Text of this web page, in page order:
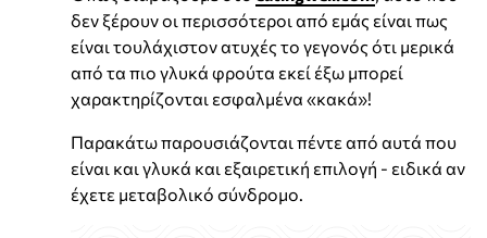
δεν ξέρουν οι περισσότεροι από εμάς είναι πως
είναι τουλάχιστον ατυχές το γεγονός ότι μερικά
από τα πιο γλυκά φρούτα εκεί έξω μπορεί
χαρακτηρίζονται εσφαλμένα «κακά»!
Παρακάτω παρουσιάζονται πέντε από αυτά που
είναι και γλυκά και εξαιρετική επιλογή - ειδικά αν
έχετε μεταβολικό σύνδρομο.